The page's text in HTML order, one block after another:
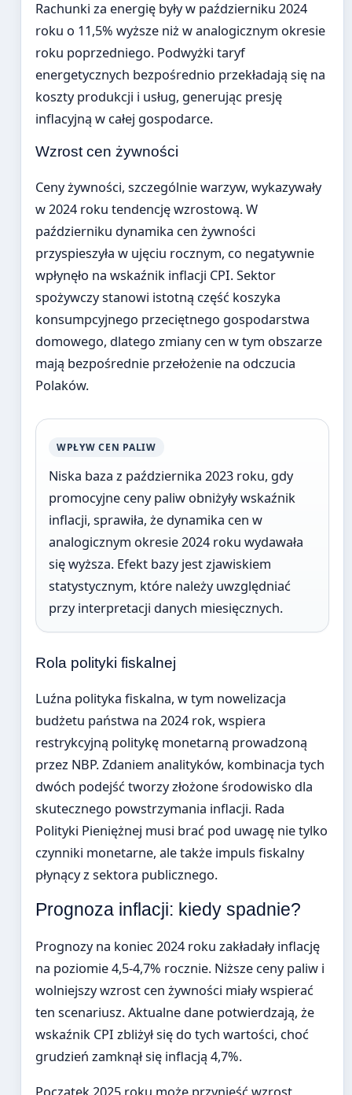
Rachunki za energię były w październiku 2024
roku o 11,5% wyższe niż w analogicznym okresie
roku poprzedniego. Podwyżki taryf
energetycznych bezpośrednio przekładają się na
koszty produkcji i usług, generując presję
inflacyjną w całej gospodarce.
Wzrost cen żywności
Ceny żywności, szczególnie warzyw, wykazywały
w 2024 roku tendencję wzrostową. W
październiku dynamika cen żywności
przyspieszyła w ujęciu rocznym, co negatywnie
wpłynęło na wskaźnik inflacji CPI. Sektor
spożywczy stanowi istotną część koszyka
konsumpcyjnego przeciętnego gospodarstwa
domowego, dlatego zmiany cen w tym obszarze
mają bezpośrednie przełożenie na odczucia
Polaków.
WPŁYW CEN PALIW
Niska baza z października 2023 roku, gdy
promocyjne ceny paliw obniżyły wskaźnik
inflacji, sprawiła, że dynamika cen w
analogicznym okresie 2024 roku wydawała
się wyższa. Efekt bazy jest zjawiskiem
statystycznym, które należy uwzględniać
przy interpretacji danych miesięcznych.
Rola polityki fiskalnej
Luźna polityka fiskalna, w tym nowelizacja
budżetu państwa na 2024 rok, wspiera
restrykcyjną politykę monetarną prowadzoną
przez NBP. Zdaniem analityków, kombinacja tych
dwóch podejść tworzy złożone środowisko dla
skutecznego powstrzymania inflacji. Rada
Polityki Pieniężnej musi brać pod uwagę nie tylko
czynniki monetarne, ale także impuls fiskalny
płynący z sektora publicznego.
Prognoza inflacji: kiedy spadnie?
Prognozy na koniec 2024 roku zakładały inflację
na poziomie 4,5-4,7% rocznie. Niższe ceny paliw i
wolniejszy wzrost cen żywności miały wspierać
ten scenariusz. Aktualne dane potwierdzają, że
wskaźnik CPI zbliżył się do tych wartości, choć
grudzień zamknął się inflacją 4,7%.